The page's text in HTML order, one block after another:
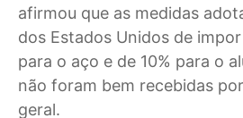
afirmou que as medidas
dos Estados Unidos de
para o aço e de 10% para o
não foram bem recebidas
geral.